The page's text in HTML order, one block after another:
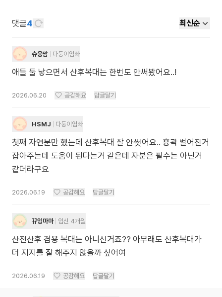
댓글4 최신순
슈웅맘 다둥이엄빠
애들 둘 낳으면서 산후복대는 한번도 안써봤어요..!
2026.06.20 공감해요 답글달기
HSMJ 다둥이엄빠
첫째 자연분만 했는데 산후복대 잘 안썻어요.. 흉곽 벌어진거
잡아주는데 도움이 된다는거 같은데 자분은 필수는 아닌거
같더라구요
2026.06.19 공감해요 답글달기
뀨잉마마 임신 4개월
산전산후 겸용 복대는 아니신거죠?? 아무래도 산후복대가
더 지지를 잘 해주지 않을까 싶어여
2026.06.19 공감해요 답글달기